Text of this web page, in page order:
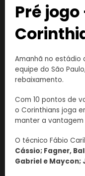
Pré jogo
Amanhã no estádio
equipe do São
rebaixamento.
Com 10 pontos de
o Corinthians joga
manter a
O técnico Fábio
Cássio; Fagner,
Gabriel e Maycon;